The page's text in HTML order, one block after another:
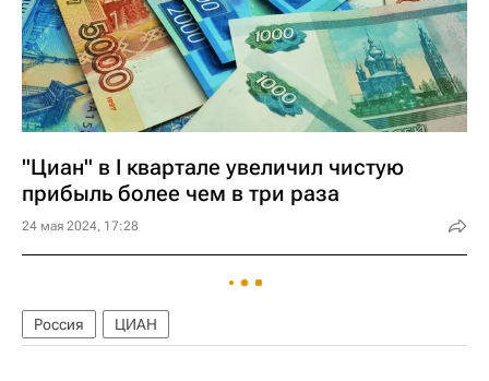
"Циан" в I квартале увеличил чистую
прибыль более чем в три раза
24 мая 2024, 17:28
Россия ЦИАН